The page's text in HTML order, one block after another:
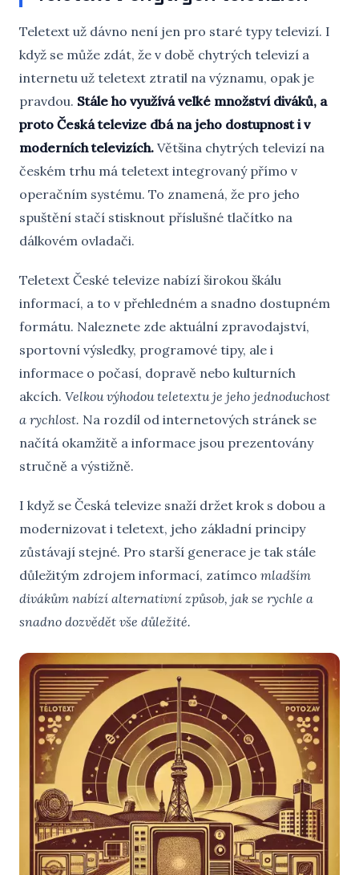
Teletext už dávno není jen pro staré typy televizí. I
když se může zdát, že v době chytrých televizí a
internetu už teletext ztratil na významu, opak je
pravdou. Stále ho využívá velké množství diváků, a
proto Česká televize dbá na jeho dostupnost i v
moderních televizích. Většina chytrých televizí na
českém trhu má teletext integrovaný přímo v
operačním systému. To znamená, že pro jeho
spuštění stačí stisknout příslušné tlačítko na
dálkovém ovladači.
Teletext České televize nabízí širokou škálu
informací, a to v přehledném a snadno dostupném
formátu. Naleznete zde aktuální zpravodajství,
sportovní výsledky, programové tipy, ale i
informace o počasí, dopravě nebo kulturních
akcích. Velkou výhodou teletextu je jeho jednoduchost
a rychlost. Na rozdíl od internetových stránek se
načítá okamžitě a informace jsou prezentovány
stručně a výstižně.
I když se Česká televize snaží držet krok s dobou a
modernizovat i teletext, jeho základní principy
zůstávají stejné. Pro starší generace je tak stále
důležitým zdrojem informací, zatímco mladším
divákům nabízí alternativní způsob, jak se rychle a
snadno dozvědět vše důležité.